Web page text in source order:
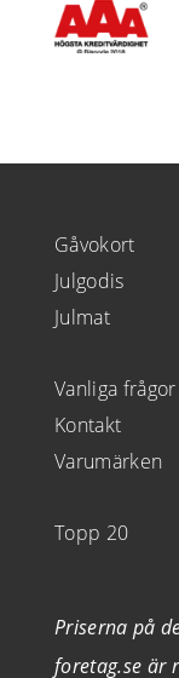
Gåvokort
Julgodis
Julmat
Vanliga frågor
Kontakt
Varumärken
Topp 20
Priserna på
foretag.se är